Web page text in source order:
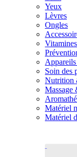
Yeux
Lèvres
Ongles
Soin des
Nutrition
Massage
Matériel
Matériel